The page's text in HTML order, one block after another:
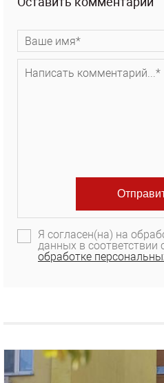
Я согласен(на) на
данных в соответствии
обработке